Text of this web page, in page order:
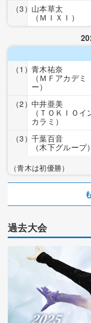
（3） 山本草太
（ＭＩＸＩ）
（1）青木祐奈
（ＭＦアカデミ
ー）
（2） 中井亜美
（ＴＯＫＩＯイ
カラミ）
（3）千葉百音
（木下グループ）
（青木は初優勝）
過去大会